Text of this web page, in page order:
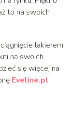
to na swoich
lakierem
na swoich
się więcej na
Eveline.pl